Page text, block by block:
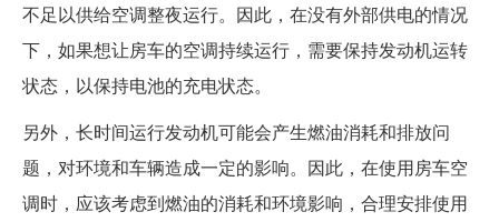
不足以供给空调整夜运行。因此，在没有外部供电的情况
下，如果想让房车的空调持续运行，需要保持发动机运转
状态，以保持电池的充电状态。
另外，长时间运行发动机可能会产生燃油消耗和排放问
题，对环境和车辆造成一定的影响。因此，在使用房车空
调时，应该考虑到燃油的消耗和环境影响，合理安排使用